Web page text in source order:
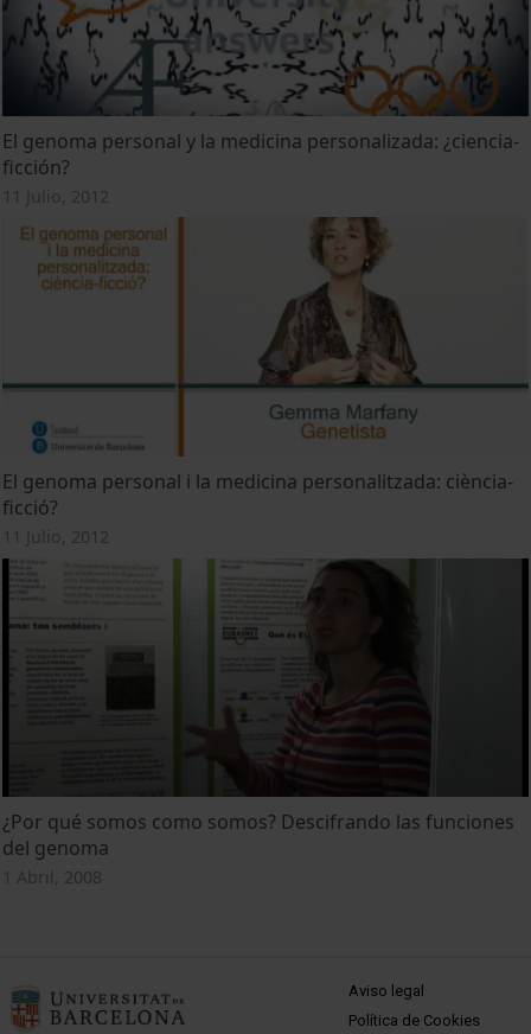
El genoma personal y la medicina personalizada: ¿ciencia-
ficción?
11 Julio, 2012
El genoma personal i la medicina personalitzada: ciència-
ficció?
11 Julio, 2012
¿Por qué somos como somos? Descifrando las funciones
del genoma
1 Abril, 2008
MENÚ PEU 1
Aviso legal
Política de Cookies